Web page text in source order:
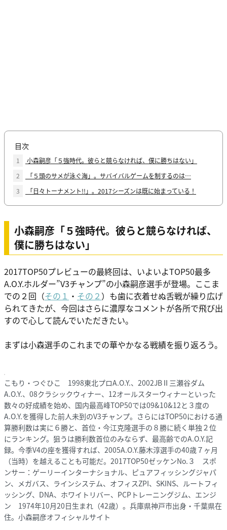
目次
1
小森嗣彦「５強時代。彼らと競らなければ、僕に勝ちはない」
2
「５頭のサメが泳ぐ海」。サバイバルゲームを制するのは…
3
「日々トーナメント!!」。2017シーズンは既に始まっている！
小森嗣彦「５強時代。彼らと競らなければ、
僕に勝ちはない」
2017TOP50プレビューの最終回は、いよいよTOP50最多
A.O.Y.ホルダー”V3チャンプ”の小森嗣彦選手が登場。ここま
での２回（その１ ・ その２）も歯に衣着せぬ舌戦が繰り広げ
られてきたが、今回はさらに濃厚なコメントが各所で飛び出
すので心して読んでいただきたい。
まずは小森選手のこれまでの華やかなる戦績を振り返ろう。
こもり・つぐひこ 1998東北プロA.O.Y.、2002JBⅡ三瀬谷ダム
A.O.Y.、08クラシックウィナー、12オールスターウィナーといった
数々の好成績を始め、国内最高峰TOP50では09&10&12と３度の
A.O.Y.を獲得した前人未到のV3チャンプ。さらにはTOP50における通
算勝利数は実に６勝と、首位・今江克隆選手の８勝に続く単独２位
にランキング。狙うは勝利数首位のみならず、最高齢でのA.O.Y.記
録。今季V4の座を獲得すれば、2005A.O.Y.藤木淳選手の40歳７ヶ月
（当時）を越えることも可能だ。2017TOP50ゼッケンNo.３ スポ
ンサー：ゲーリーインターナショナル、ピュアフィッシングジャパ
ン、メガバス、ラインシステム、オフィスZPI、SKINS、ルートフィ
ッシング、DNA、ホワイトリバー、PCPトレーニングジム、エンジ
ン 1974年10月20日生まれ（42歳）。兵庫県神戸市出身・千葉県在
住。小森嗣彦オフィシャルサイト